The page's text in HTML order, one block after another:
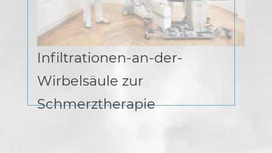
Infiltrationen-an-der-
Wirbelsäule zur
Schmerztherapie